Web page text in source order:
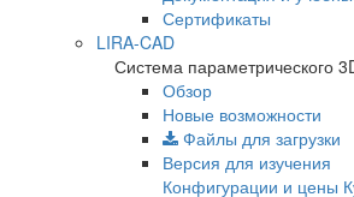
Сертификаты
LIRA-CAD
Система параметрического
Обзор
Новые возможности
Файлы для загрузки
Версия для изучения
Конфигурации и цены